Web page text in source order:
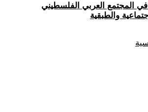
في المجتمع العربي الفلسطيني